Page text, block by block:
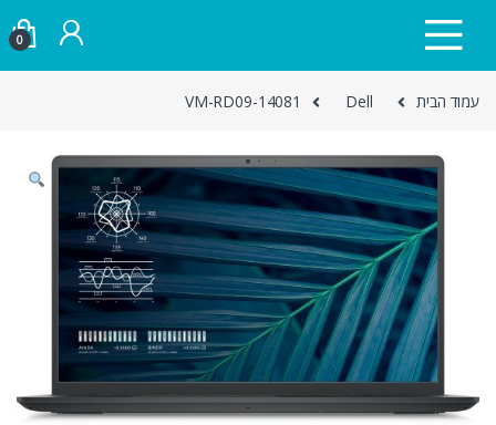
0
עמוד הבית Dell
VM-RD09-14081